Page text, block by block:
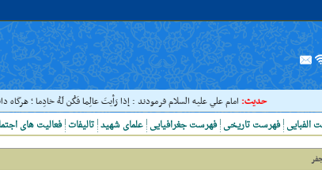
حدیث:امام علي عليه السلام فرمودند : إذا رَأيتَ عالِما فَکُن لَهُ خادِما ؛ هرگاه
فعالیت های تالیفات علمای شهید فهرست جغرافیایی فهرست تاریخی الفبایی